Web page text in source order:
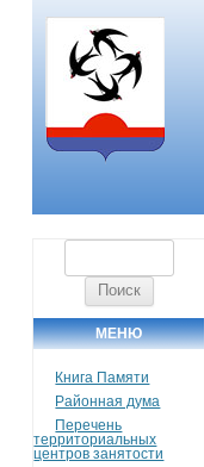
МЕНЮ
Книга Памяти
Районная дума
Перечень
территориальных
центров занятости